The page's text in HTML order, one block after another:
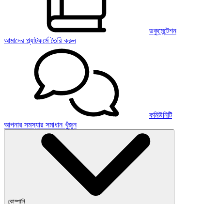
ডকুমেন্টেশন
আমাদের প্ল্যাটফর্মে তৈরি করুন
কমিউনিটি
আপনার সমস্যার সমাধান খুঁজুন
কোম্পানি